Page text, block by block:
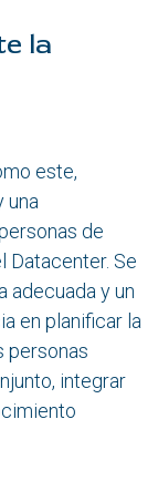
la
este,
una
de
Datacenter. Se
adecuada y un
en planificar la
personas
integrar